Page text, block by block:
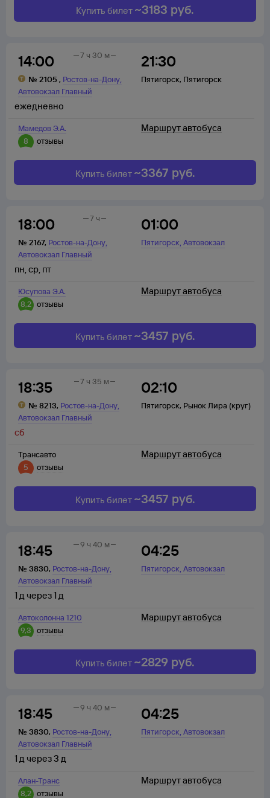
Купить билет ~3183 руб.
14:00
№ 2105 , Ростов-на-Дону,
Автовокзал Главный
21:30
Пятигорск, Пятигорск
7 ч 30 м
Мамедов Э.А.
8
отзывы
ежедневно
Маршрут автобуса
Купить билет ~3367 руб.
18:00
№ 2167, Ростов-на-Дону,
Автовокзал Главный
01:00
Пятигорск,Автовокзал
7 ч
Юсупова Э.А.
8,2 отзывы
пн,ср, пт
Маршрут автобуса
Купить билет ~3457 руб.
18:35
№ 8213, Ростов-на-Дону,
Автовокзал Главный
02:10
Пятигорск, Рынок Лира (круг)
7 ч 35 м
Трансавто
5
отзывы
сб
Маршрут автобуса
Купить билет ~3457 руб.
18:45
№ 3830, Ростов-на-Дону,
Автовокзал Главный
04:25
Пятигорск,Автовокзал
9 ч 40 м
Автоколонна 1210
9,3
отзывы
1 д через1 д
Маршрут автобуса
Купить билет ~2829 руб.
18:45
№ 3830, Ростов-на-Дону,
Автовокзал Главный
04:25
Пятигорск,Автовокзал
9 ч 40 м
Алан-Транс
8,2 отзывы
1 д через3 д
Маршрут автобуса